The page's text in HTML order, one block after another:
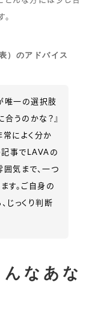
）のアドバイス
唯一の選択肢
合うのかな？』
によく分か
記事でLAVAの
気まで、一つ
す。ご自身の
じっくり判断
なあな